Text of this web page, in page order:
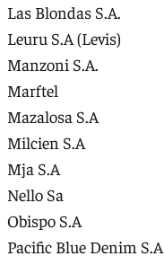
Las Blondas S.A.
Leuru S.A (Levis)
Manzoni S.A.
Marftel
Mazalosa S.A
Milcien S.A
Mja S.A
Nello Sa
Obispo S.A
Pacific Blue Denim S.A